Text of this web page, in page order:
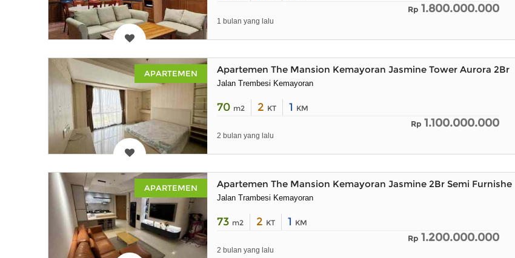
Rp 1.800.000.000
1 bulan yang lalu
APARTEMEN Apartemen The Mansion Kemayoran Jasmine Tower Aurora 2Br
Jalan Trembesi Kemayoran
70 m2 2 KT 1 KM
Rp 1.100.000.000
2 bulan yang lalu
APARTEMEN Apartemen The Mansion Kemayoran Jasmine 2Br Semi
Jalan Trambesi Kemayoran
73 m2 2 KT 1 KM
Rp 1.200.000.000
2 bulan yang lalu